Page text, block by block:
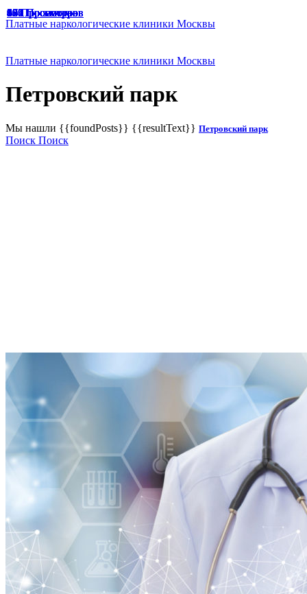
Платные наркологические клиники Москвы
Платные наркологические клиники Москвы
Петровский парк
Мы нашли {{foundPosts}} {{resultText}} Петровский парк
Поиск Поиск
49 Просмотров
47 Просмотров
33 Просмотра
65 Просмотров
67 Просмотров
166 Просмотров
125 Просмотров
136 Просмотров
187 Просмотров
174 Просмотра
129 Просмотров
191 Просмотр
94 Просмотра
45 Просмотров
60 Просмотров
36 Просмотров
83 Просмотра
92 Просмотра
83 Просмотра